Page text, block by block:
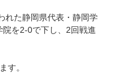
れた静岡県代表・静岡学
を2-0で下し、2回戦進
す。